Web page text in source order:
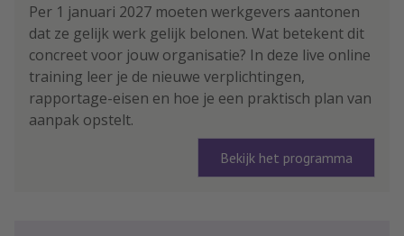
Per 1 januari 2027 moeten werkgevers aantonen
dat ze gelijk werk gelijk belonen. Wat betekent dit
concreet voor jouw organisatie? In deze live online
training leer je de nieuwe verplichtingen,
rapportage-eisen en hoe je een praktisch plan van
aanpak opstelt.
Bekijk het programma